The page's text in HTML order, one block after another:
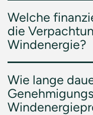
Welche
die
Windenergie?
Wie lange